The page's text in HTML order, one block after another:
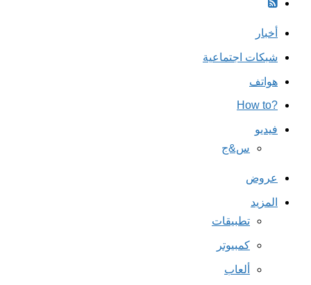
أخبار
شبكات اجتماعية
هواتف
?How to
فيديو
س&ج
عروض
المزيد
تطبيقات
كمبيوتر
ألعاب